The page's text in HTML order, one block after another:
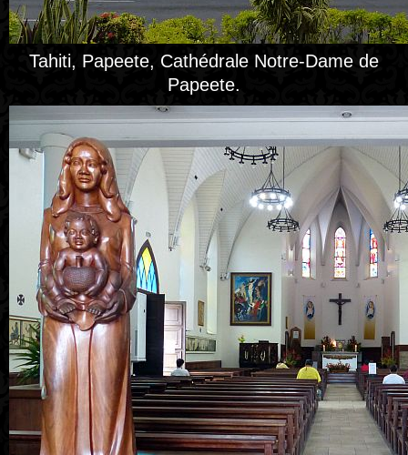
Tahiti, Papeete, Cathédrale Notre-Dame de
Papeete.